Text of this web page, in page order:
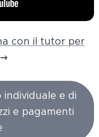
con il tutor per
e di
e pagamenti